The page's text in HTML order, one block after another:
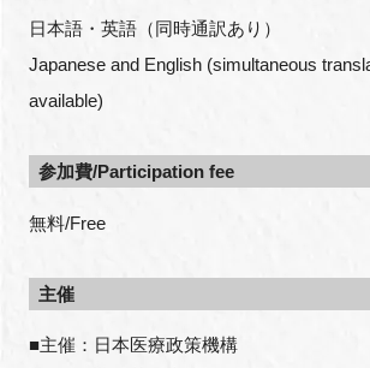
日本語・英語（同時通訳あり）
Japanese and English (simultaneous
available)
参加費/Participation fee
無料/Free
主催
■主催：日本医療政策機構